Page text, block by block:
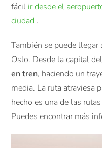
fácil ir desde el
ciudad .
También se puede
Oslo. Desde la capital
en tren, haciendo un
media. La ruta atraviesa
hecho es una de las
Puedes encontrar más